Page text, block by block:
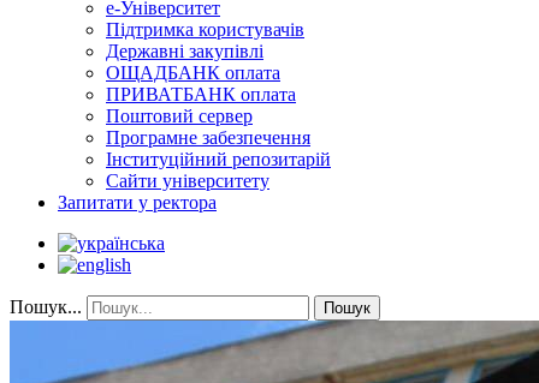
е-Університет
Підтримка користувачів
Державні закупівлі
ОЩАДБАНК оплата
ПРИВАТБАНК оплата
Поштовий сервер
Програмне забезпечення
Інституційний репозитарій
Сайти університету
Запитати у ректора
Пошук... Пошук